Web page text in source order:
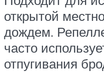
открытой
дождем.
часто
отпугивания